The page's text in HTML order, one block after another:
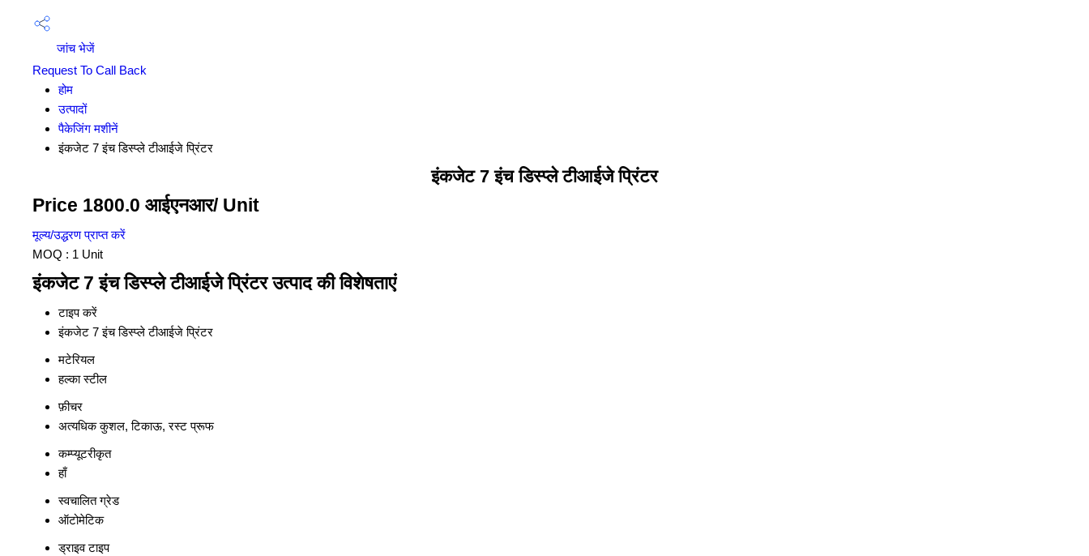
जांच भेजें
Request To Call Back
होम
उत्पादों
पैकेजिंग मशीनें
इंकजेट 7 इंच डिस्प्ले टीआईजे प्रिंटर
इंकजेट 7 इंच डिस्प्ले टीआईजे प्रिंटर
Price 1800.0 आईएनआर/ Unit
मूल्य/उद्धरण प्राप्त करें
MOQ : 1 Unit
इंकजेट 7 इंच डिस्प्ले टीआईजे प्रिंटर उत्पाद की विशेषताएं
टाइप करें
इंकजेट 7 इंच डिस्प्ले टीआईजे प्रिंटर
मटेरियल
हल्का स्टील
फ़ीचर
अत्यधिक कुशल, टिकाऊ, रस्ट प्रूफ
कम्प्यूटरीकृत
हाँ
स्वचालित ग्रेड
ऑटोमेटिक
ड्राइव टाइप